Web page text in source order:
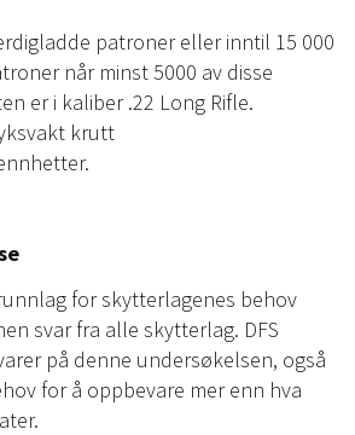
patroner eller inntil 15 000
når minst 5000 av disse
er i kaliber .22 Long Rifle.
krutt
for skytterlagenes behov
svar fra alle skytterlag. DFS
på denne undersøkelsen, også
for å oppbevare mer enn hva